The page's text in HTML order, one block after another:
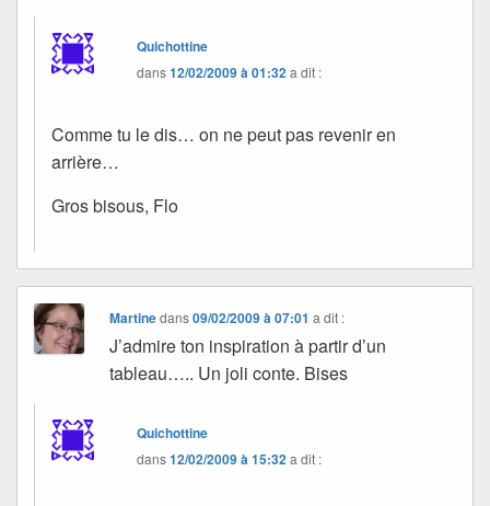
Quichottine
dans12/02/2009 à 01:32a dit :
Comme tu le dis… on ne peut pas revenir en
arrière…
Gros bisous, Flo
Martinedans09/02/2009 à 07:01 a dit :
J’admire ton inspiration à partir d’un
tableau….. Un joli conte. Bises
Quichottine
dans12/02/2009 à 15:32a dit :